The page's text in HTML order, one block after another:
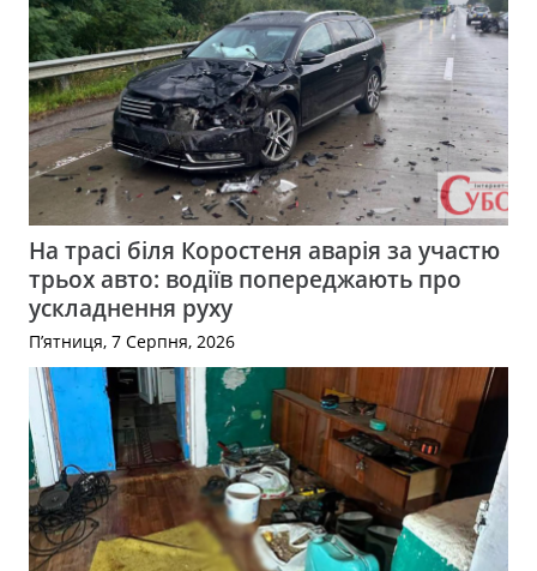
На трасі біля Коростеня аварія за участю
трьох авто: водіїв попереджають про
ускладнення руху
П’ятниця, 7 Серпня, 2026